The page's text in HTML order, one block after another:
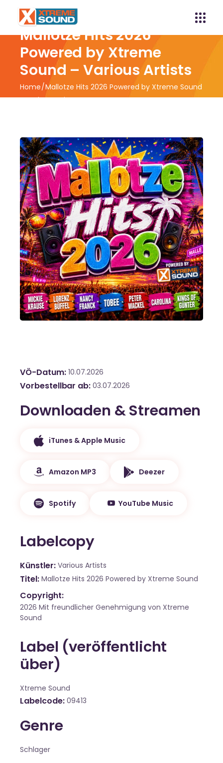
Mallotze Hits 2026
Powered by Xtreme
Sound – Various Artists
Home Mallotze Hits 2026 Powered by Xtreme Sound
– Various Artists
VÖ-Datum 10.07.2026
Vorbestellbar ab 03.07.2026
Downloaden & Streamen
iTunes & Apple Music
Amazon MP3 Deezer
Spotify YouTube Music
Labelcopy
Künstler Various Artists
Titel Mallotze Hits 2026 Powered by Xtreme Sound
Copyright:
2026 Mit freundlicher Genehmigung von Xtreme
Sound
Label (veröffentlicht
über)
Xtreme Sound
Labelcode 09413
Genre
Schlager